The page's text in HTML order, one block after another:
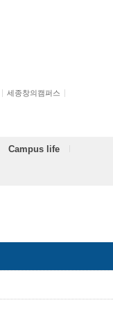
세종창의캠퍼스
Campus life